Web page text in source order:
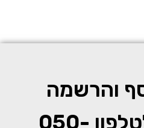
והרשמה
050-